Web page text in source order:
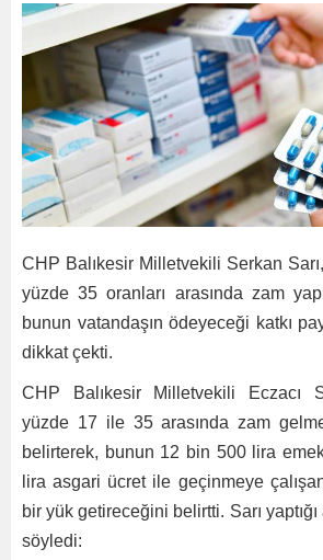
CHP Balıkesir Milletvekili Serkan
yüzde 35 oranları arasında zam
bunun vatandaşın ödeyeceği katkı
dikkat çekti.
CHP Balıkesir Milletvekili Eczacı
yüzde 17 ile 35 arasında zam
belirterek, bunun 12 bin 500 lira
lira asgari ücret ile geçinmeye
bir yük getireceğini belirtti. Sarı yaptığı
söyledi: